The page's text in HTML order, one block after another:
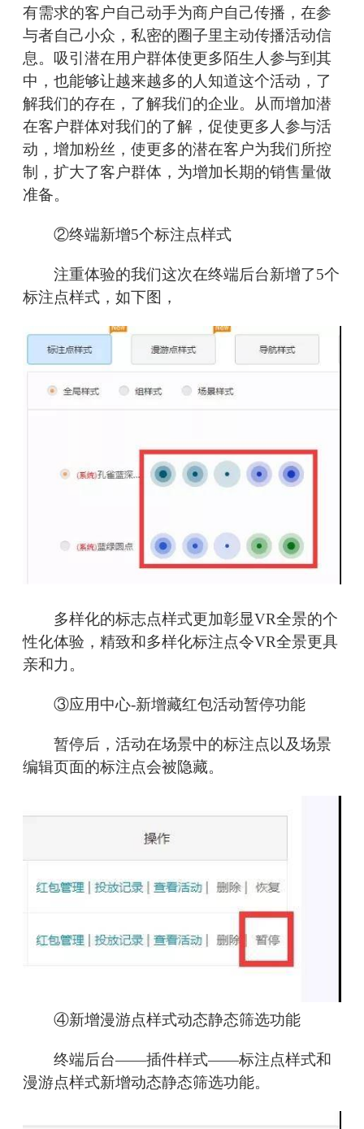
有需求的客户自己动手为商户自己传播，在参
与者自己小众，私密的圈子里主动传播活动信
息。吸引潜在用户群体使更多陌生人参与到其
中，也能够让越来越多的人知道这个活动，了
解我们的存在，了解我们的企业。从而增加潜
在客户群体对我们的了解，促使更多人参与活
动，增加粉丝，使更多的潜在客户为我们所控
制，扩大了客户群体，为增加长期的销售量做
准备。
②终端新增5个标注点样式
注重体验的我们这次在终端后台新增了5个
标注点样式，如下图，
多样化的标志点样式更加彰显VR全景的个
性化体验，精致和多样化标注点令VR全景更具
亲和力。
③应用中心-新增藏红包活动暂停功能
暂停后，活动在场景中的标注点以及场景
编辑页面的标注点会被隐藏。
④新增漫游点样式动态静态筛选功能
终端后台——插件样式——标注点样式和
漫游点样式新增动态静态筛选功能。